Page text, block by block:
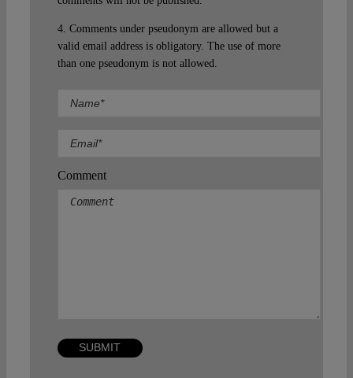
4. Comments under pseudonym are allowed but a
valid email address is obligatory. The use of more
than one pseudonym is not allowed.
Comment